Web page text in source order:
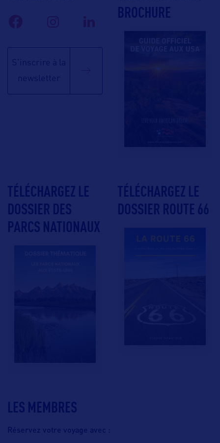
LES MEMBRES
Réservez votre voyage avec :
S'inscrire à la
newsletter
BROCHURE
TÉLÉCHARGEZ LE
DOSSIER DES
PARCS NATIONAUX
TÉLÉCHARGEZ LE
DOSSIER ROUTE 66